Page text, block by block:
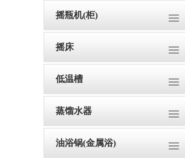
摇瓶机(柜)
摇床
低温槽
蒸馏水器
油浴锅(金属浴)